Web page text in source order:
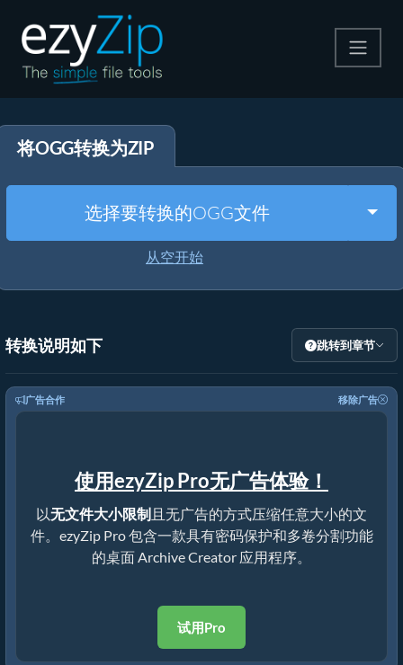
解压
其他工具
将OGG转换为ZIP
选择要转换的OGG文件
从空开始
转换说明如下 跳转到章节
广告合作 移除广告
使用ezyZip Pro无广告体验！
以无文件大小限制且无广告的方式压缩任意大小的文
件。ezyZip Pro 包含一款具有密码保护和多卷分割功能
的桌面 Archive Creator 应用程序。
试用Pro